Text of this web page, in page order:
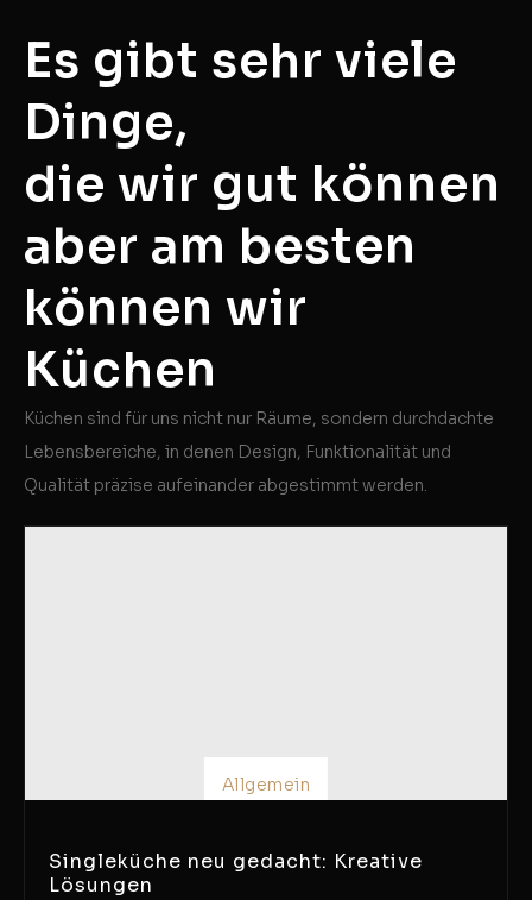
Es gibt sehr viele
Dinge,
die wir gut können
aber am besten
können wir
Küchen
Küchen sind für uns nicht nur Räume, sondern durchdachte
Lebensbereiche, in denen Design, Funktionalität und
Qualität präzise aufeinander abgestimmt werden.
Allgemein
Singleküche neu gedacht: Kreative
Lösungen